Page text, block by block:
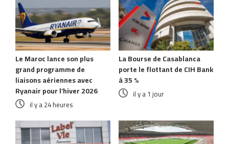
Le Maroc lance son plus
grand programme de
liaisons aériennes avec
Ryanair pour l’hiver 2026
il y a 24 heures
La Bourse de Casablanca
porte le flottant de CIH Bank
à 35 %
il y a 1 jour